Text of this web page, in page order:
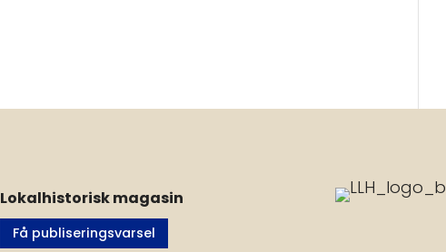
Lokalhistorisk magasin
Få publiseringsvarsel